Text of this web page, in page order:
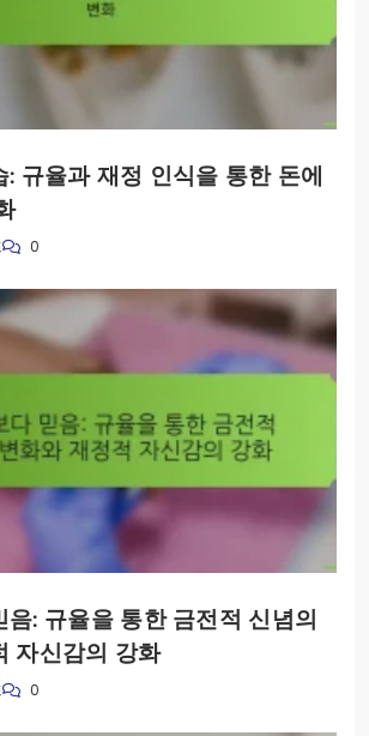
: 규율과 재정 인식을 통한 돈에
0
음: 규율을 통한 금전적 신념의
자신감의 강화
0